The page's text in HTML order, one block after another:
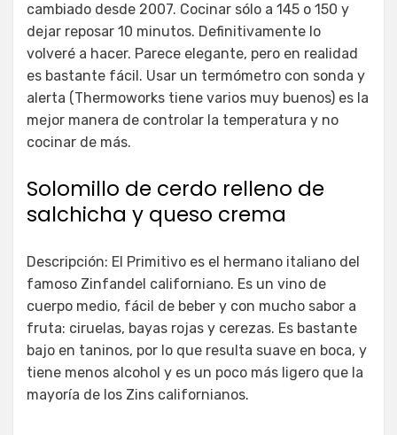
cambiado desde 2007. Cocinar sólo a 145 o 150 y
dejar reposar 10 minutos. Definitivamente lo
volveré a hacer. Parece elegante, pero en realidad
es bastante fácil. Usar un termómetro con sonda y
alerta (Thermoworks tiene varios muy buenos) es la
mejor manera de controlar la temperatura y no
cocinar de más.
Solomillo de cerdo relleno de
salchicha y queso crema
Descripción: El Primitivo es el hermano italiano del
famoso Zinfandel californiano. Es un vino de
cuerpo medio, fácil de beber y con mucho sabor a
fruta: ciruelas, bayas rojas y cerezas. Es bastante
bajo en taninos, por lo que resulta suave en boca, y
tiene menos alcohol y es un poco más ligero que la
mayoría de los Zins californianos.